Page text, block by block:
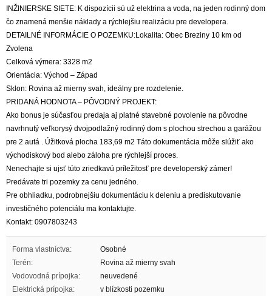
INŽINIERSKE SIETE: K dispozícii sú už elektrina a voda, na jeden rodinný dom
čo znamená menšie náklady a rýchlejšiu realizáciu pre developera.
DETAILNÉ INFORMÁCIE O POZEMKU:Lokalita: Obec Breziny 10 km od
Zvolena
Celková výmera: 3328 m2
Orientácia: Východ – Západ
Sklon: Rovina až mierny svah, ideálny pre rozdelenie.
PRIDANÁ HODNOTA – PÔVODNÝ PROJEKT:
Ako bonus je súčasťou predaja aj platné stavebné povolenie na pôvodne
navrhnutý veľkorysý dvojpodlažný rodinný dom s plochou strechou a garážou
pre 2 autá . Úžitková plocha 183,69 m2 Táto dokumentácia môže slúžiť ako
východiskový bod alebo záloha pre rýchlejší proces.
Nenechajte si ujsť túto zriedkavú príležitosť pre developerský zámer!
Predávate tri pozemky za cenu jedného.
Pre obhliadku, podrobnejšiu dokumentáciu k deleniu a prediskutovanie
investičného potenciálu ma kontaktujte.
Kontakt: 0907803243
Forma vlastníctva:
Osobné
Terén:
Rovina až mierny svah
Vodovodná prípojka:
neuvedené
Elektrická prípojka:
v blízkosti pozemku